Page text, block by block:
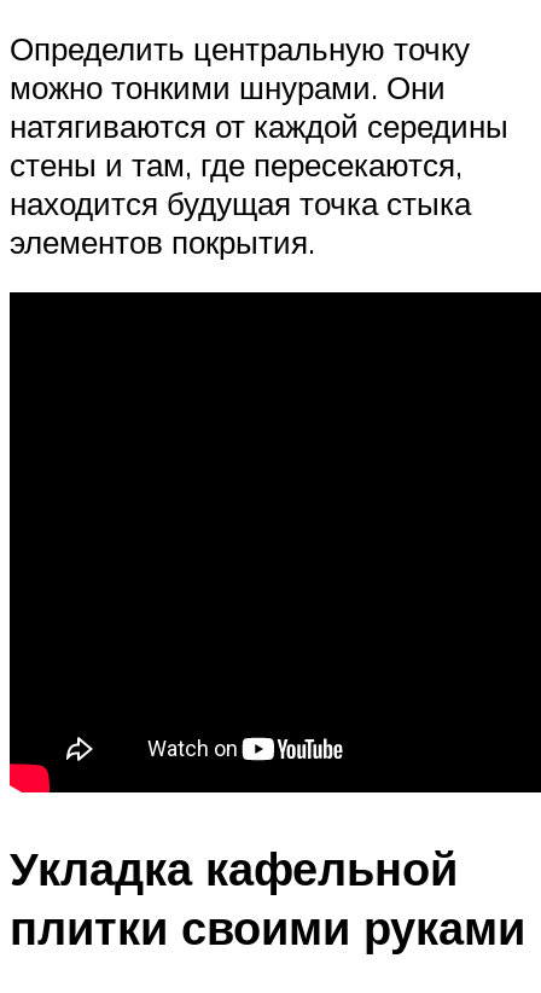
Определить центральную точку
можно тонкими шнурами. Они
натягиваются от каждой середины
стены и там, где пересекаются,
находится будущая точка стыка
элементов покрытия.
Укладка кафельной
плитки своими руками